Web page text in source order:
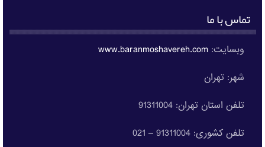
تماس با ما
وبسایت:www.baranmoshavereh.com
شهر: تهران
تلفن استان تهران: 91311004
تلفن کشوری: 91311004 – 021